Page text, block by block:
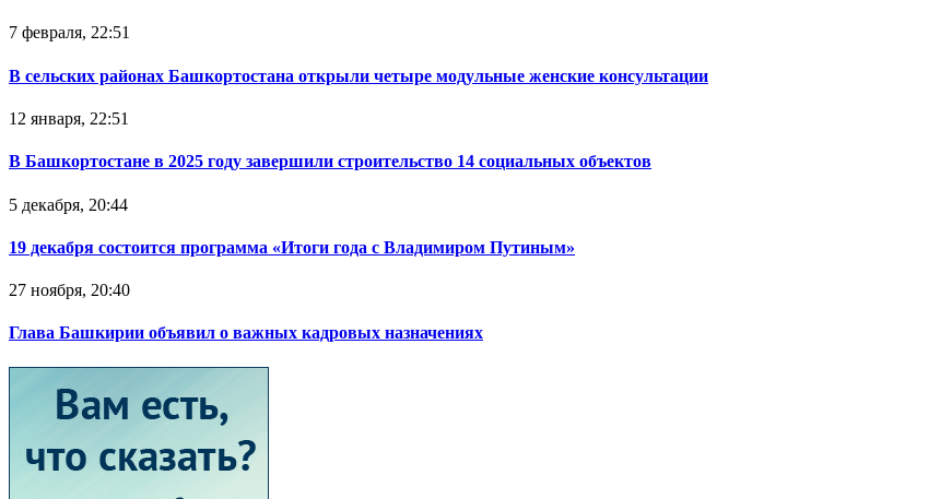
7 февраля, 22:51
В сельских районах Башкортостана открыли четыре модульные женские консультации
12 января, 22:51
В Башкортостане в 2025 году завершили строительство 14 социальных объектов
5 декабря, 20:44
19 декабря состоится программа «Итоги года с Владимиром Путиным»
27 ноября, 20:40
Глава Башкирии объявил о важных кадровых назначениях